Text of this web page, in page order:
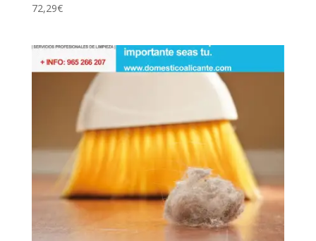
72,29€